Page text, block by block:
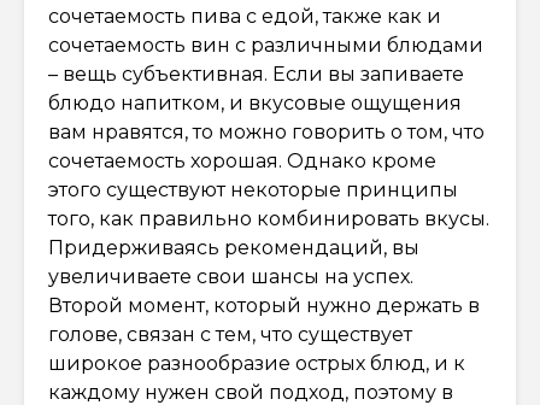
сочетаемость пива с едой, также как и
сочетаемость вин с различными блюдами
– вещь субъективная. Если вы запиваете
блюдо напитком, и вкусовые ощущения
вам нравятся, то можно говорить о том, что
сочетаемость хорошая. Однако кроме
этого существуют некоторые принципы
того, как правильно комбинировать вкусы.
Придерживаясь рекомендаций, вы
увеличиваете свои шансы на успех.
Второй момент, который нужно держать в
голове, связан с тем, что существует
широкое разнообразие острых блюд, и к
каждому нужен свой подход, поэтому в